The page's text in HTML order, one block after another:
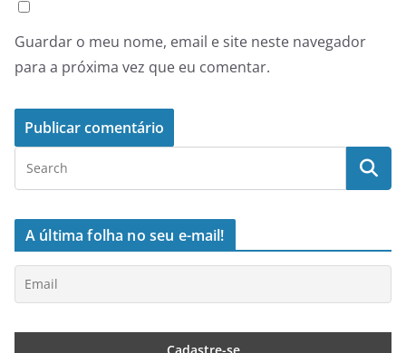
Guardar o meu nome, email e site neste navegador
para a próxima vez que eu comentar.
A última folha no seu e-mail!